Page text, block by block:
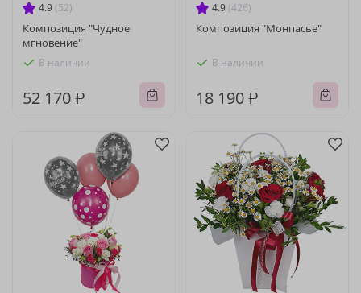
4.9 (52)
Композиция "Чудное
мгновение"
В наличии
52 170 ₽
4.9 (426)
Композиция "Монпасье"
В наличии
18 190 ₽